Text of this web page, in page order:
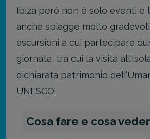
Ibiza però non è solo eventi e
anche spiagge molto
escursioni a cui partecipare
giornata, tra cui la visita
dichiarata patrimonio
UNESCO.
Cosa fare e cosa